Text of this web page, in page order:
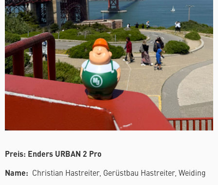
Preis: Enders URBAN 2 Pro
Name: Christian Hastreiter, Gerüstbau Hastreiter, Weiding